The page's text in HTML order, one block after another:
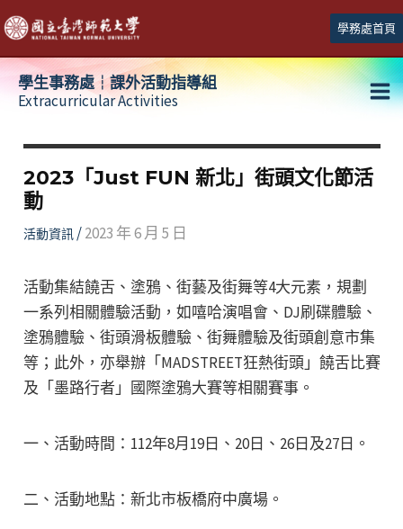
跳
至
主
學務處首頁
學生事務處┆課外活動指導組
Extracurricular Activities
2023「Just FUN 新北」街頭文化節活
動
活動資訊/2023 年 6 月 5 日
活動集結饒舌、塗鴉、街藝及街舞等4大元素，規劃
一系列相關體驗活動，如嘻哈演唱會、DJ刷碟體驗、
塗鴉體驗、街頭滑板體驗、街舞體驗及街頭創意市集
等；此外，亦舉辦「MADSTREET狂熱街頭」饒舌比賽
及「墨路行者」國際塗鴉大賽等相關賽事。
一、活動時間：112年8月19日、20日、26日及27日。
二、活動地點：新北市板橋府中廣場。